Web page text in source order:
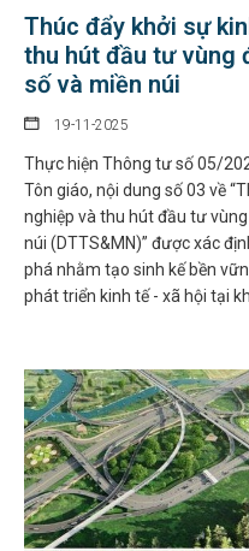
Thúc đẩy khởi sự
thu hút đầu tư vùng
số và miền núi
19-11-2025
Thực hiện Thông tư số 05/
Tôn giáo, nội dung số 03 về
nghiệp và thu hút đầu tư
núi (DTTS&MN)” được xác
phá nhằm tạo sinh kế bền
phát triển kinh tế - xã hội tại